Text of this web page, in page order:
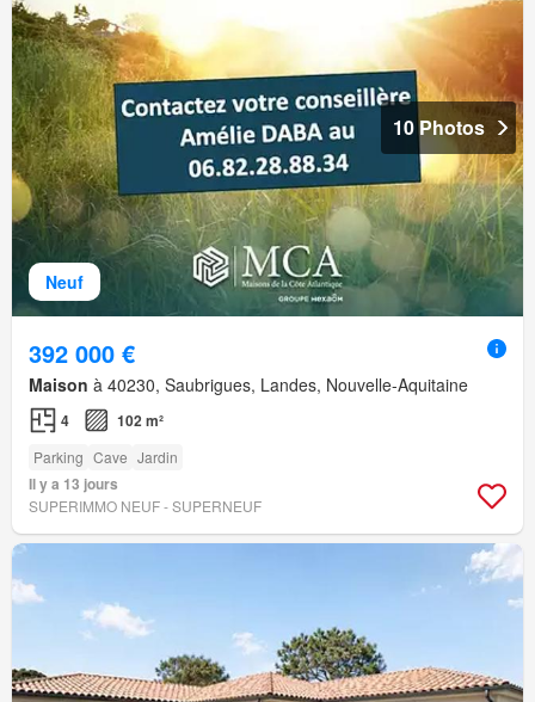
Neuf
10 Photos
392 000 €
Maison à 40230, Saubrigues, Landes, Nouvelle-Aquitaine
4 102 m²
Parking Cave Jardin
Il y a 13 jours
SUPERIMMO NEUF - SUPERNEUF